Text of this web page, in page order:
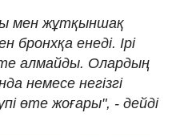
мен жұтқыншақ
бронхқа енеді. Ірі
алмайды. Олардың
немесе негізгі
өте жоғары", - дейді